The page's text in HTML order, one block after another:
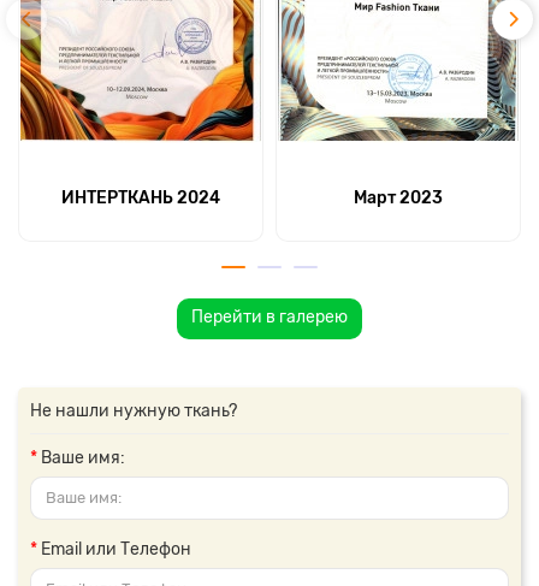
ИНТЕРТКАНЬ 2024 Март 2023
Перейти в галерею
Не нашли нужную ткань?
Ваше имя:
Email или Телефон